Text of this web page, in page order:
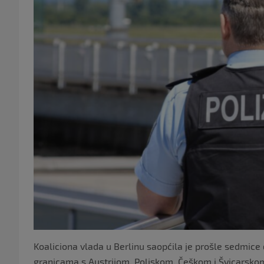
Koaliciona vlada u Berlinu saopćila je prošle
granicama s Austrijom, Poljskom, Češkom i